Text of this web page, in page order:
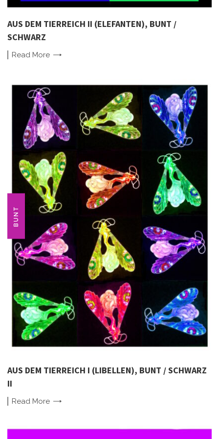
AUS DEM TIERREICH II (ELEFANTEN), BUNT /
SCHWARZ
Read More
BUNT
AUS DEM TIERREICH I (LIBELLEN), BUNT / SCHWARZ
II
Read More